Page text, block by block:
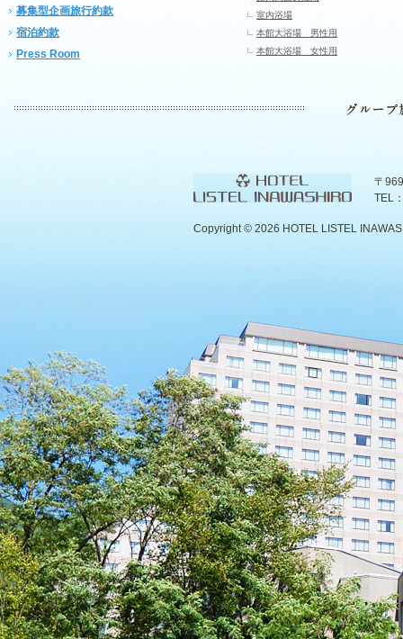
募集型企画旅行約款
宿泊約款
Press Room
室内浴場
本館大浴場 男性用
本館大浴場 女性用
〒
TEL
Copyright © 2026 HOTEL LISTEL